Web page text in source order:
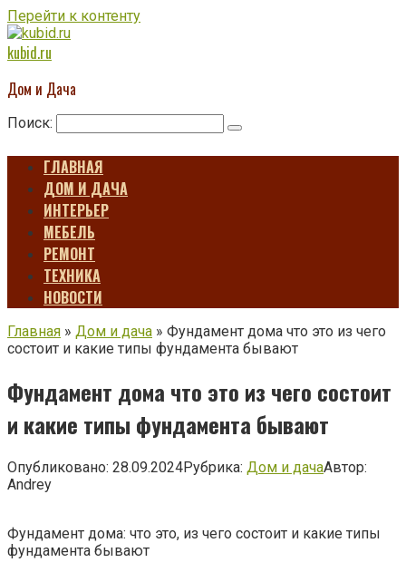
Перейти к контенту
kubid.ru
Дом и Дача
Поиск:
ГЛАВНАЯ
ДОМ И ДАЧА
ИНТЕРЬЕР
МЕБЕЛЬ
РЕМОНТ
ТЕХНИКА
НОВОСТИ
Главная » Дом и дача » Фундамент дома что это из чего
состоит и какие типы фундамента бывают
Фундамент дома что это из чего состоит
и какие типы фундамента бывают
Опубликовано: 28.09.2024Рубрика: Дом и дачаАвтор:
Andrey
Фундамент дома: что это, из чего состоит и какие типы
фундамента бывают